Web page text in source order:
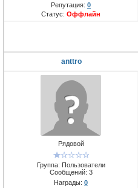
Репутация: 0
Статус: Оффлайн
anttro
Рядовой
Группа: Пользователи
Сообщений: 3
Награды: 0